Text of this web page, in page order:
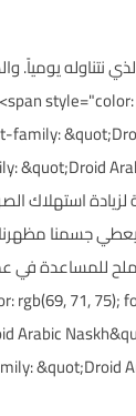
استهلاك
يعطي جسمنا
71,
Arabic
&quot;Droid